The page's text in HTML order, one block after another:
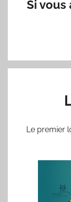
Si vous
Le premier